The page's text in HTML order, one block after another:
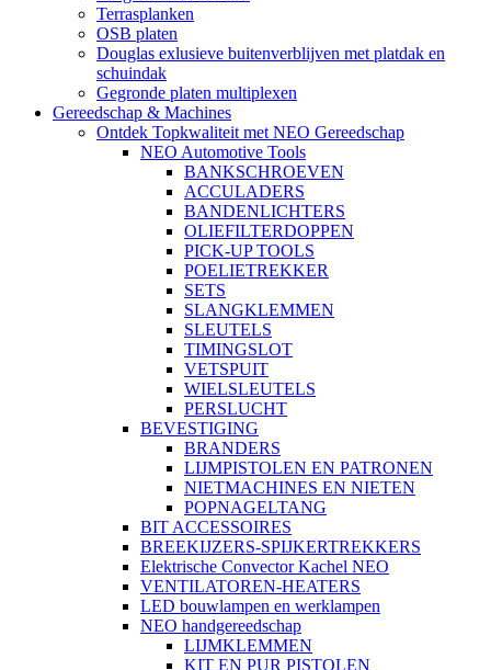
Terrasplanken
OSB platen
Douglas exlusieve buitenverblijven met platdak en
schuindak
Gegronde platen multiplexen
Gereedschap & Machines
Ontdek Topkwaliteit met NEO Gereedschap
NEO Automotive Tools
BANKSCHROEVEN
ACCULADERS
BANDENLICHTERS
OLIEFILTERDOPPEN
PICK-UP TOOLS
POELIETREKKER
SETS
SLANGKLEMMEN
SLEUTELS
TIMINGSLOT
VETSPUIT
WIELSLEUTELS
PERSLUCHT
BEVESTIGING
BRANDERS
LIJMPISTOLEN EN PATRONEN
NIETMACHINES EN NIETEN
POPNAGELTANG
BIT ACCESSOIRES
BREEKIJZERS-SPIJKERTREKKERS
Elektrische Convector Kachel NEO
VENTILATOREN-HEATERS
LED bouwlampen en werklampen
NEO handgereedschap
LIJMKLEMMEN
KIT EN PUR PISTOLEN